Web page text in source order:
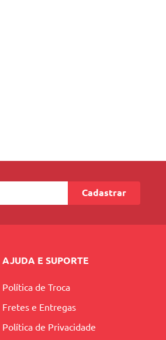
Cadastrar
AJUDA E SUPORTE
Política de Troca
Fretes e Entregas
Política de Privacidade